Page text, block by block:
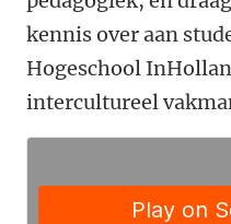
kennis over aan
Hogeschool
intercultureel